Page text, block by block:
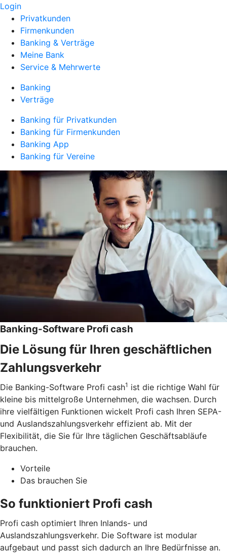
Login
Privatkunden
Firmenkunden
Banking & Verträge
Meine Bank
Service & Mehrwerte
Banking
Verträge
Banking für Privatkunden
Banking für Firmenkunden
Banking App
Banking für Vereine
Banking-Software Profi cash
Die Lösung für Ihren geschäftlichen
Zahlungsverkehr
Die Banking-Software Profi cash1 ist die richtige Wahl für
kleine bis mittelgroße Unternehmen, die wachsen. Durch
ihre vielfältigen Funktionen wickelt Profi cash Ihren SEPA-
und Auslandszahlungsverkehr effizient ab. Mit der
Flexibilität, die Sie für Ihre täglichen Geschäftsabläufe
brauchen.
Vorteile
Das brauchen Sie
So funktioniert Profi cash
Profi cash optimiert Ihren Inlands- und
Auslandszahlungsverkehr. Die Software ist modular
aufgebaut und passt sich dadurch an Ihre Bedürfnisse an.